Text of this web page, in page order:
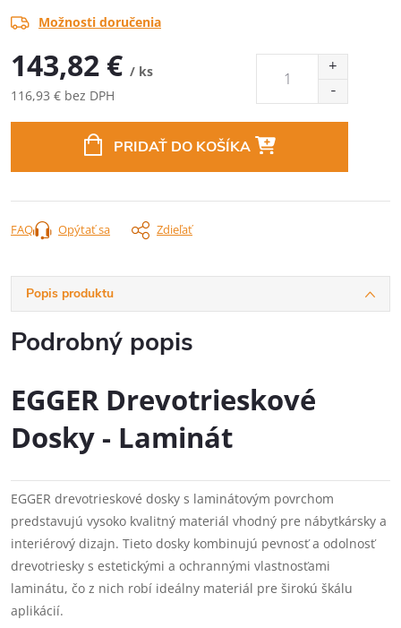
Možnosti doručenia
143,82 € / ks
116,93 € bez DPH
PRIDAŤ DO KOŠÍKA
Opýtať sa Zdieľať
FAQ
Popis produktu
Podrobný popis
EGGER Drevotrieskové
Dosky - Laminát
EGGER drevotrieskové dosky s laminátovým povrchom
predstavujú vysoko kvalitný materiál vhodný pre nábytkársky a
interiérový dizajn. Tieto dosky kombinujú pevnosť a odolnosť
drevotriesky s estetickými a ochrannými vlastnosťami
laminátu, čo z nich robí ideálny materiál pre širokú škálu
aplikácií.